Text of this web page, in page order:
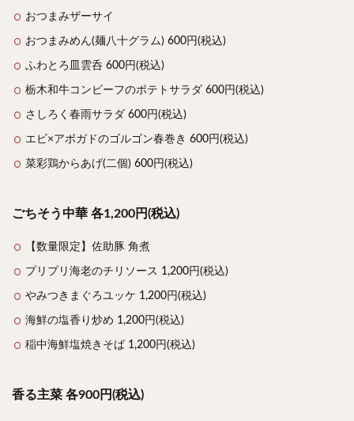
おつまみザーサイ
おつまみめん(麺八十グラム) 600円(税込)
ふわとろ皿雲呑 600円(税込)
栃木和牛コンビーフのポテトサラダ 600円(税込)
さしろく春雨サラダ 600円(税込)
エビ×アボガドのゴルゴン春巻き 600円(税込)
菜彩鶏からあげ(二個) 600円(税込)
ごちそう中華 各1,200円(税込)
【数量限定】佐助豚 角煮
プリプリ海老のチリソース 1,200円(税込)
やみつきまぐろユッケ 1,200円(税込)
海鮮の塩香り炒め 1,200円(税込)
稲中海鮮塩焼きそば 1,200円(税込)
香る主菜 各900円(税込)